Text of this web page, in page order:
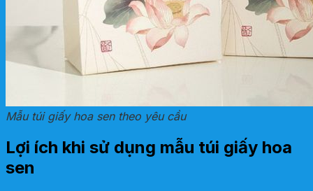
Mẫu túi giấy hoa sen theo yêu cầu
Lợi ích khi sử dụng mẫu túi giấy hoa
sen